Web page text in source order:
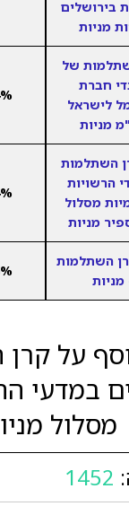
בירושלים
מניות
של
חברת
לישראל
מניות
השתלמות
הרשויות
מסלול
מניות
השתלמות
מניות
על
במדעי
מסלול
1452